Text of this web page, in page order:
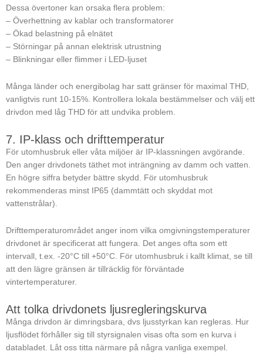
Dessa övertoner kan orsaka flera problem:
– Överhettning av kablar och transformatorer
– Ökad belastning på elnätet
– Störningar på annan elektrisk utrustning
– Blinkningar eller flimmer i LED-ljuset
Många länder och energibolag har satt gränser för maximal THD,
vanligtvis runt 10-15%. Kontrollera lokala bestämmelser och välj ett
drivdon med låg THD för att undvika problem.
7. IP-klass och drifttemperatur
För utomhusbruk eller våta miljöer är IP-klassningen avgörande.
Den anger drivdonets täthet mot inträngning av damm och vatten.
En högre siffra betyder bättre skydd. För utomhusbruk
rekommenderas minst IP65 (dammtätt och skyddat mot
vattenstrålar).
Drifttemperaturområdet anger inom vilka omgivningstemperaturer
drivdonet är specificerat att fungera. Det anges ofta som ett
intervall, t.ex. -20°C till +50°C. För utomhusbruk i kallt klimat, se till
att den lägre gränsen är tillräcklig för förväntade
vintertemperaturer.
Att tolka drivdonets ljusregleringskurva
Många drivdon är dimringsbara, dvs ljusstyrkan kan regleras. Hur
ljusflödet förhåller sig till styrsignalen visas ofta som en kurva i
databladet. Låt oss titta närmare på några vanliga exempel.